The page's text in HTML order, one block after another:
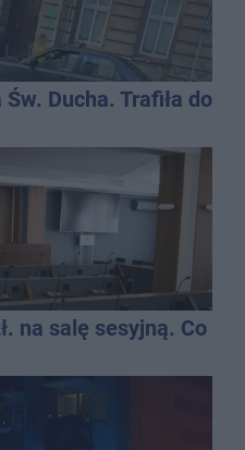
Ducha. Trafiła do
na salę sesyjną. Co